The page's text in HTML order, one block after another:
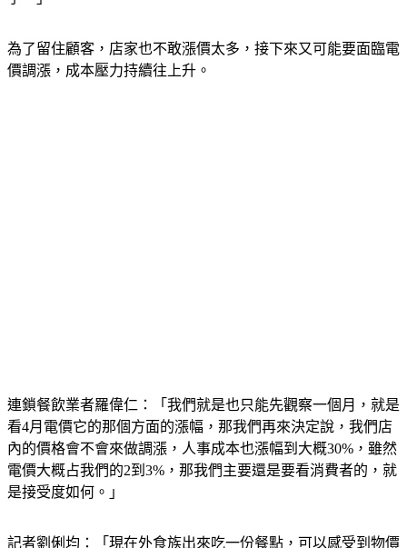
為了留住顧客，店家也不敢漲價太多，接下來又可能要面臨電
連鎖餐飲業者羅偉仁：「我們就是也只能先觀察一個月，就是
看4月電價它的那個方面的漲幅，那我們再來決定說，我們店
內的價格會不會來做調漲，人事成本也漲幅到大概30%，雖然
電價大概占我們的2到3%，那我們主要還是要看消費者的，就